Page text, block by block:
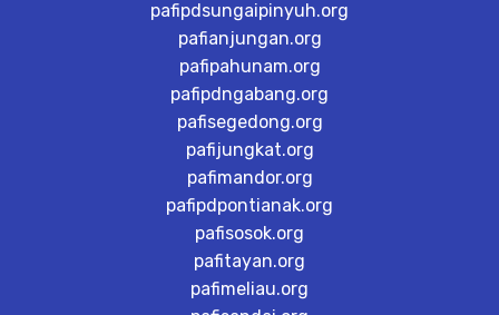
pafipdsungaipinyuh.org
pafianjungan.org
pafipahunam.org
pafipdngabang.org
pafisegedong.org
pafijungkat.org
pafimandor.org
pafipdpontianak.org
pafisosok.org
pafitayan.org
pafimeliau.org